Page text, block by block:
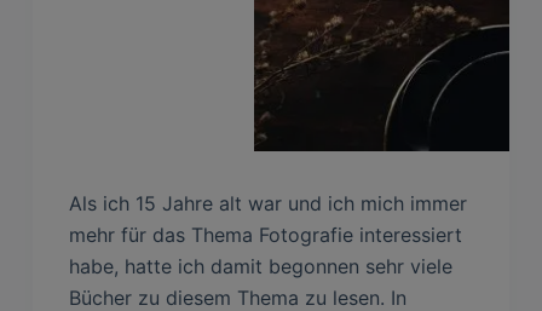
Als ich 15 Jahre alt war und ich mich immer
mehr für das Thema Fotografie interessiert
habe, hatte ich damit begonnen sehr viele
Bücher zu diesem Thema zu lesen. In